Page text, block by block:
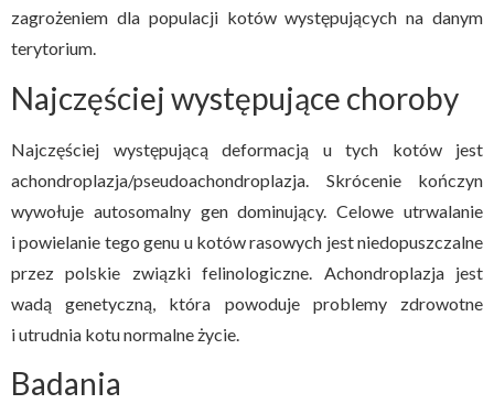
zagrożeniem dla populacji kotów występujących na danym
terytorium.
Najczęściej występujące choroby
Najczęściej występującą deformacją u tych kotów jest
achondroplazja/pseudoachondroplazja. Skrócenie kończyn
wywołuje autosomalny gen dominujący. Celowe utrwalanie
i powielanie tego genu u kotów rasowych jest niedopuszczalne
przez polskie związki felinologiczne. Achondroplazja jest
wadą genetyczną, która powoduje problemy zdrowotne
i utrudnia kotu normalne życie.
Badania